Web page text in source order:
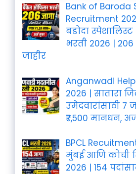
Bank of Baroda
Recruitment
बडोदा
भरती 2026 | 206
जाहीर
Anganwadi
2026 | सातारा
उमेदवारांसाठी 7
₹7,500 मानधन,
BPCL
मुंबई आणि कोची
2026 | 154